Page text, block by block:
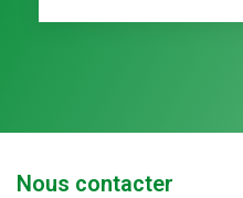
Nous contacter